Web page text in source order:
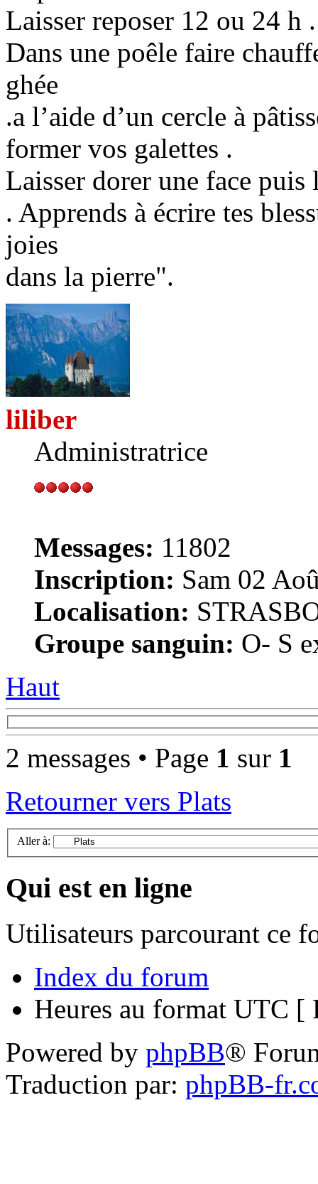
Laisser reposer 12 ou 24 h .
Dans une poêle faire
ghée
.a l’aide d’un cercle à
former vos galettes .
Laisser dorer une face puis
. Apprends à écrire tes
joies
dans la pierre".
liliber
Administratrice
Messages: 11802
Inscription: Sam 02
Localisation:
Groupe sanguin: O- S
Haut
2 messages • Page 1 sur 1
Retourner vers Plats
Aller à:
Qui est en ligne
Utilisateurs parcourant ce
Index du forum
Heures au format UTC [
Powered by phpBB®
Traduction par: phpBB-